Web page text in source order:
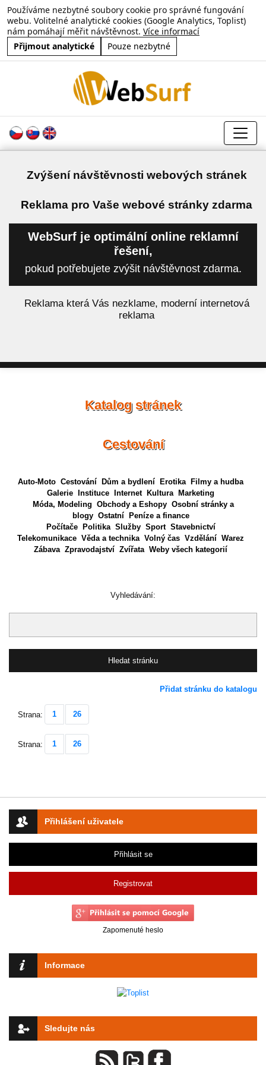
Používáme nezbytné soubory cookie pro správné fungování
webu. Volitelné analytické cookies (Google Analytics, Toplist)
nám pomáhají měřit návštěvnost. Více informací
Přijmout analytické
Pouze nezbytné
Zvýšení návštěvnosti webových stránek
Reklama pro Vaše webové stránky zdarma
WebSurf je optimální online reklamní
řešení,
pokud potřebujete zvýšit návštěvnost zdarma.
Reklama která Vás nezklame, moderní internetová
reklama
Přihlášení uživatele
Přihlásit se
Registrovat
Zapomenuté heslo
Informace
Sledujte nás
Katalog stránek
Cestování
Auto-Moto Cestování Dům a bydlení Erotika
Filmy a hudba
Galerie
Instituce Internet Kultura
Marketing
Móda, Modeling Obchody a Eshopy Osobní stránky a
blogy Ostatní
Peníze a finance
Počítače
Politika Služby Sport Stavebnictví
Telekomunikace Věda a technika Volný čas Vzdělání Warez
Zábava Zpravodajství Zvířata Weby všech kategorií
Vyhledávání:
Přidat stránku do katalogu
Strana: 1 26
Strana: 1 26